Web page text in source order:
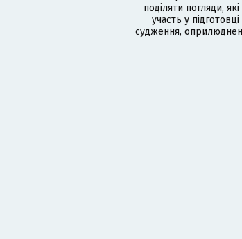
поділяти погляди,
участь у
судження,